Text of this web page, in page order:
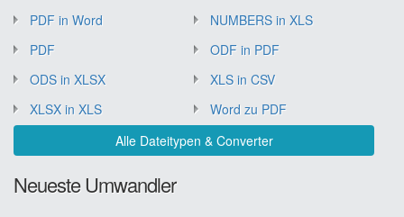
PDF in Word
NUMBERS in XLS
PDF
ODF in PDF
ODS in XLSX
XLS in CSV
XLSX in XLS
Word zu PDF
Alle Dateitypen & Converter
Neueste Umwandler